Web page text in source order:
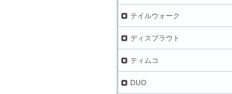
テイルウォーク
ディスプラウト
ティムコ
DUO